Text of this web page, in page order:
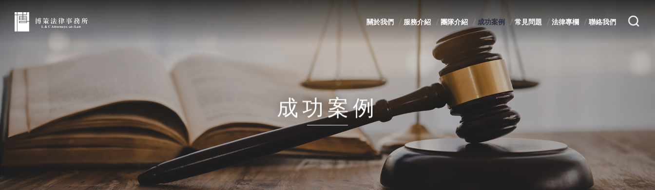
關於我們 服務介紹 團隊介紹 成功案例 常見問題 法律專欄 聯絡我們
成功案例